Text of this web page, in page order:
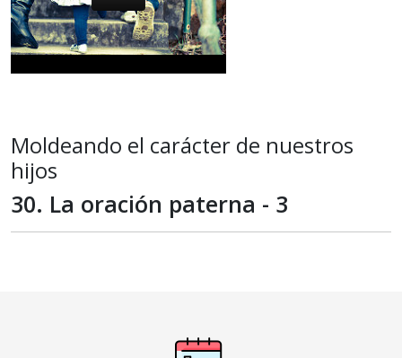
Moldeando el carácter de nuestros
hijos
30. La oración paterna - 3